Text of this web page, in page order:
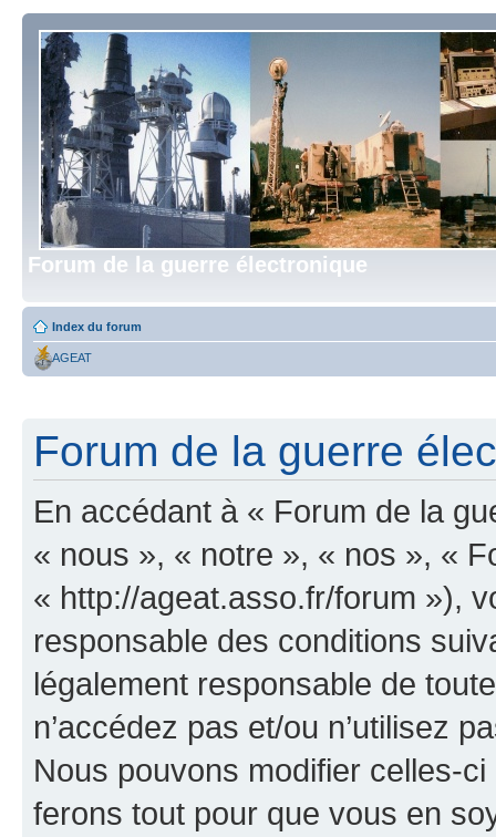
Forum de la guerre électronique
Index du forum
AGEAT
Forum de la guerre
En accédant à « Forum de la
« nous », « notre », « nos », «
« http://ageat.asso.fr/forum »),
responsable des conditions
légalement responsable de
n’accédez pas et/ou n’utilisez
Nous pouvons modifier celles-
ferons tout pour que vous en